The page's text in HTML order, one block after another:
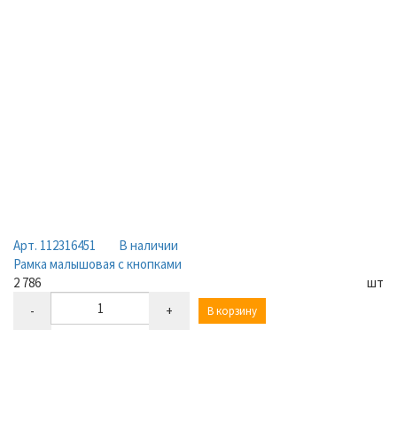
Арт. 112316451
В наличии
Рамка малышовая с кнопками
2 786
шт
-
+ В корзину